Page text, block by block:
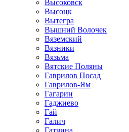
Высоковск
Высоцк
Вытегра
Вышний Волочек
Вяземский
Вязники
Вязьма
Вятские Поляны
Гаврилов Посад
Гаврилов-Ям
Гагарин
Гаджиево
Гай
Галич
Гатчина